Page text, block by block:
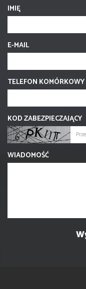
IMIĘ
E-MAIL
TELEFON KOMÓRKOWY
KOD ZABEZPIECZAJĄCY
WIADOMOŚĆ